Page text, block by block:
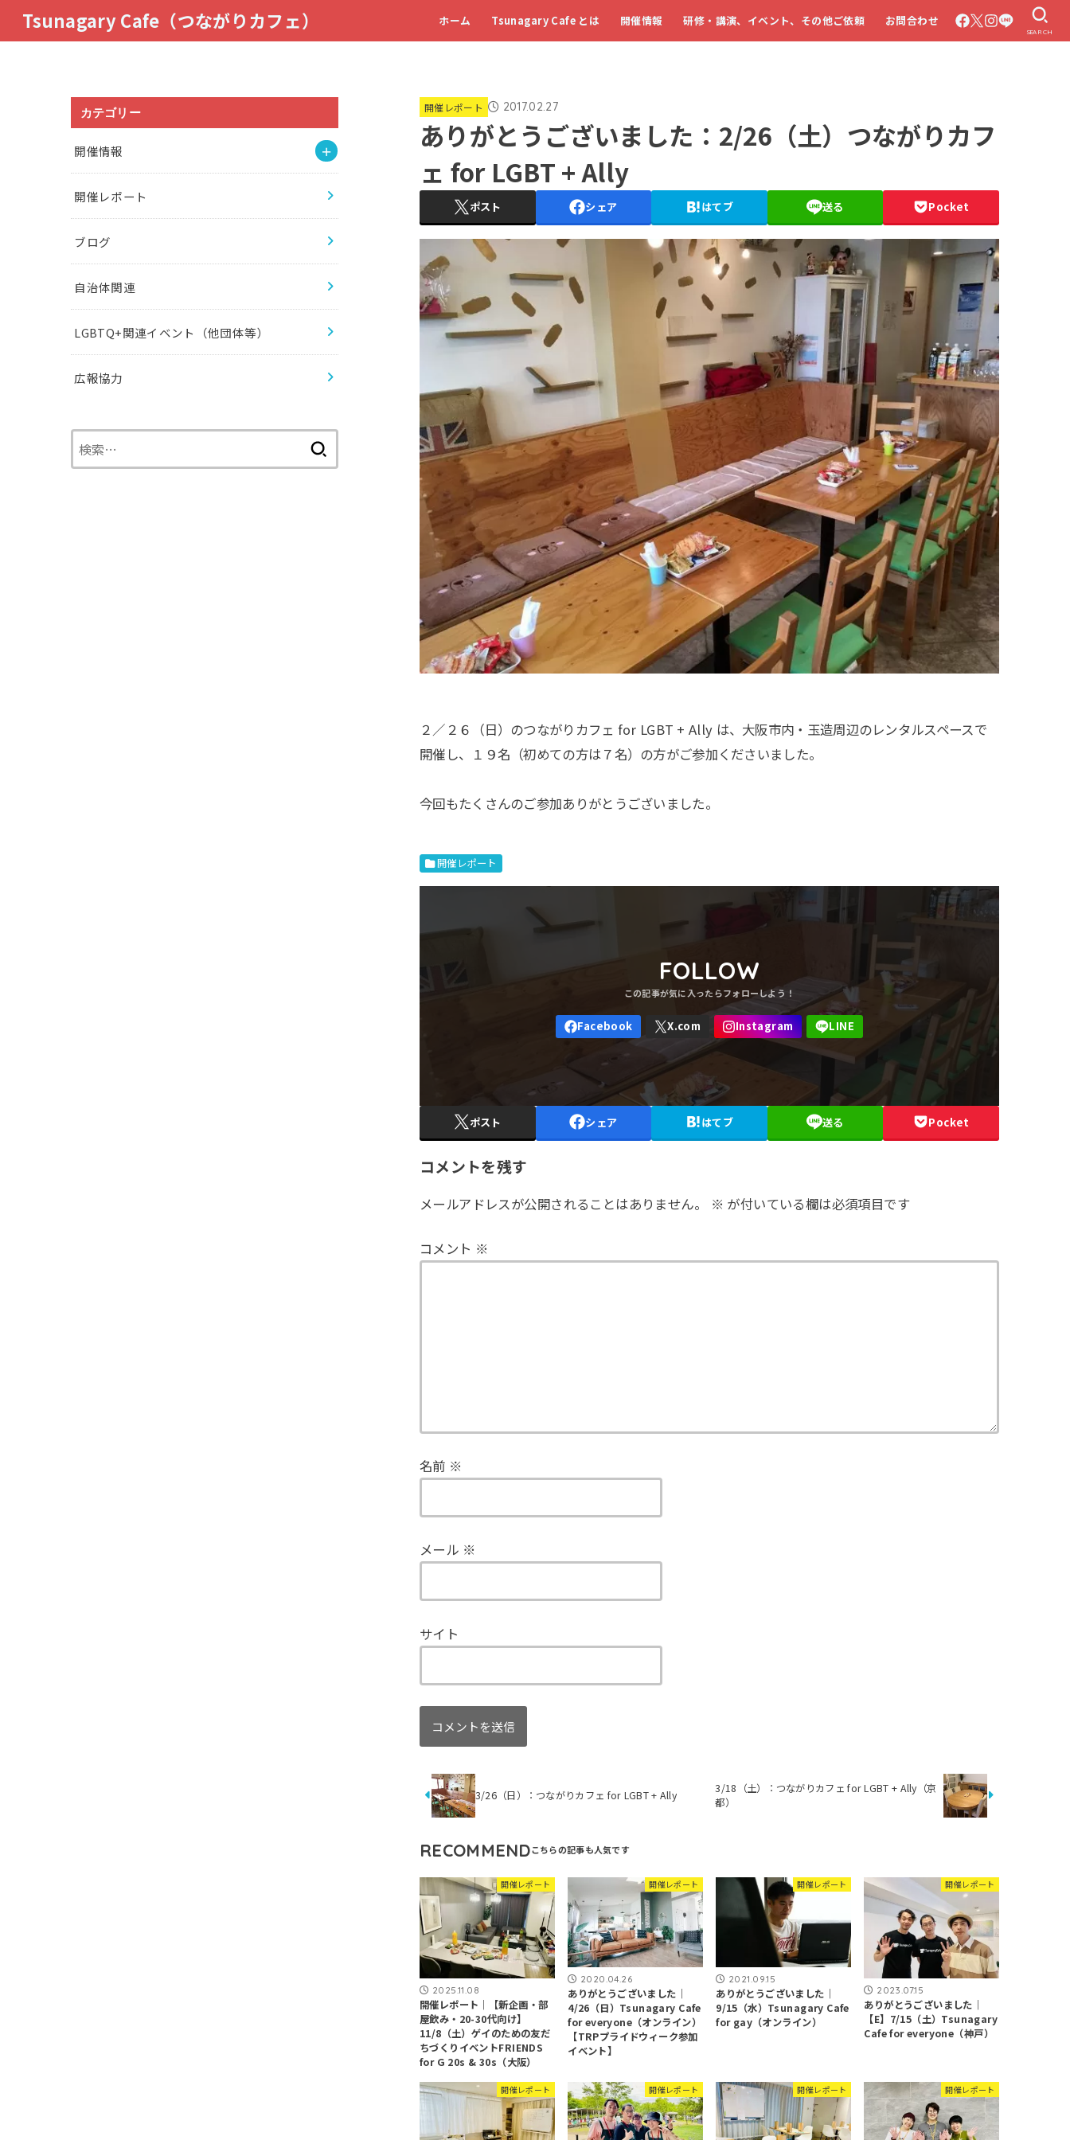
Tsunagary Cafe（つながりカフェ） ホーム Tsunagary Cafe とは 開催情報 研修・講演、イベント、その他ご依頼 お問合わせ
SEARCH
開催レポート 2017.02.27
ありがとうございました：2/26（土）つながりカフ
ェ for LGBT + Ally
ポスト シェア はてブ 送る Pocket
２／２６（日）のつながりカフェ for LGBT + Ally は、大阪市内・玉造周辺のレンタルスペースで
開催し、１９名（初めての方は７名）の方がご参加くださいました。
今回もたくさんのご参加ありがとうございました。
開催レポート
FOLLOW
ポスト シェア はてブ 送る Pocket
コメントを残す
メールアドレスが公開されることはありません。 ※ が付いている欄は必須項目です
コメント ※
名前 ※
メール ※
サイト
3/26（日）：つながりカフェ for LGBT + Ally
3/18（土）：つながりカフェ for LGBT + Ally（京
都）
RECOMMEND
開催レポート
2025.11.08
開催レポート｜【新企画・部
屋飲み・20-30代向け】
11/8（土）ゲイのための友だ
ちづくりイベントFRIENDS
for G 20s & 30s（大阪）
開催レポート
2020.04.26
ありがとうございました｜
4/26（日）Tsunagary Cafe
for everyone（オンライン）
【TRPプライドウィーク参加
イベント】
開催レポート
2021.09.15
ありがとうございました｜
9/15（水）Tsunagary Cafe
for gay（オンライン）
開催レポート
2023.07.15
ありがとうございました｜
【E】7/15（土）Tsunagary
Cafe for everyone（神戸）
開催レポート 開催レポート 開催レポート 開催レポート
カテゴリー
開催情報
開催レポート
ブログ
自治体関連
LGBTQ+関連イベント（他団体等）
広報協力